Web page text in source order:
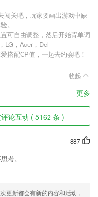
闯关吧，玩家要画出游戏中缺
。
可自由调整，然后开始背单词
LG，Acer，Dell
搭配CP值，一起去约会吧！
收起
更多
论互动 ( 5162 条 )
887
考。
更新都会有新的内容和活动，